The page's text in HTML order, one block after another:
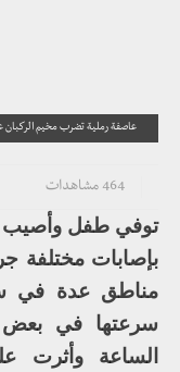
عاصفة رملية تضرب مخيم الركبان
464 مشاهدات
توفي طفل وأصيب
بإصابات مختلفة
مناطق عدة في
سرعتها في بعض
الساعة وأثرت